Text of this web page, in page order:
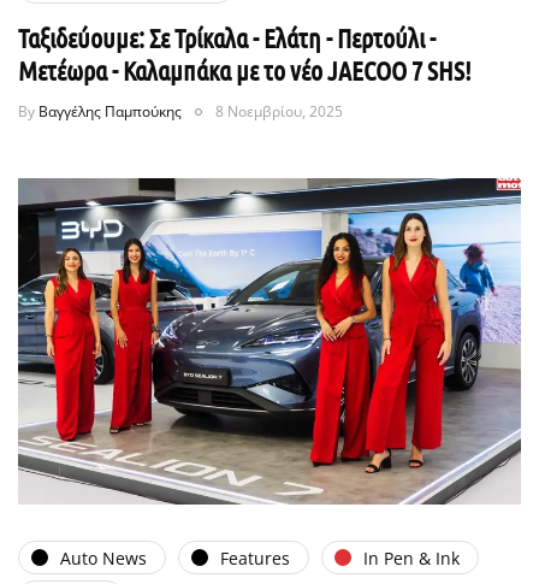
Ταξιδεύουμε: Σε Τρίκαλα - Ελάτη - Περτούλι -
Μετέωρα - Καλαμπάκα με το νέο JAECOO 7 SHS!
By Βαγγέλης Παμπούκης 8 Νοεμβρίου, 2025
Auto News Features In Pen & Ink